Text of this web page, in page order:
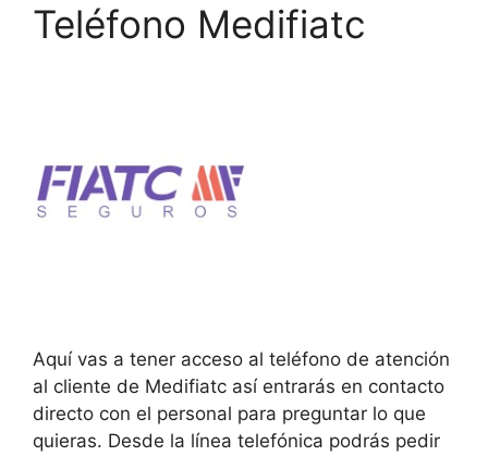
Teléfono Medifiatc
Aquí vas a tener acceso al teléfono de atención
al cliente de Medifiatc así entrarás en contacto
directo con el personal para preguntar lo que
quieras. Desde la línea telefónica podrás pedir